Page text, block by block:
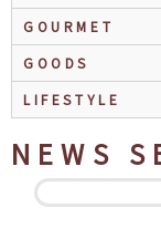
GOURMET
GOODS
LIFESTYLE
NEWS